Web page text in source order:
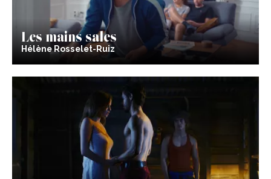
Les mains sales
Hélène Rosselet-Ruiz